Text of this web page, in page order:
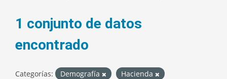
1 conjunto de datos
encontrado
Categorías: Demografía
Hacienda